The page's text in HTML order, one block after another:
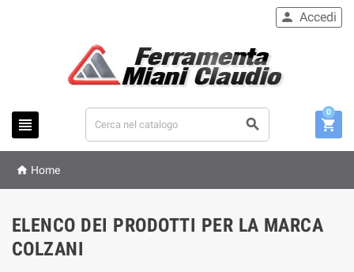
 
 Accedi

0
 Home
ELENCO DEI PRODOTTI PER LA MARCA
COLZANI